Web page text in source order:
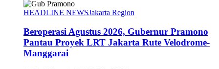
HEADLINE NEWSJakarta Region
Beroperasi Agustus 2026, Gubernur Pramono
Pantau Proyek LRT Jakarta Rute Velodrome-
Manggarai